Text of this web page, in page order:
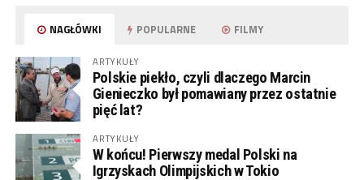
NAGŁÓWKI POPULARNE FILMY
ARTYKUŁY
Polskie piekło, czyli dlaczego Marcin
Gienieczko był pomawiany przez ostatnie
pięć lat?
ARTYKUŁY
W końcu! Pierwszy medal Polski na
Igrzyskach Olimpijskich w Tokio